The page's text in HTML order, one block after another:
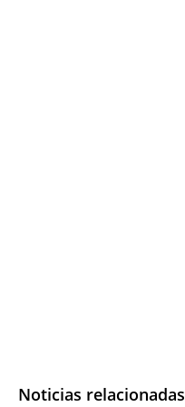
Noticias relacionadas